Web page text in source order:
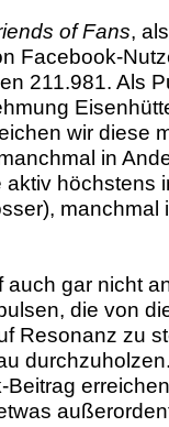
of Fans,
Facebook-
211.981. Als
wir diese
in
höchstens
manchmal
gar nicht
die von
Resonanz zu